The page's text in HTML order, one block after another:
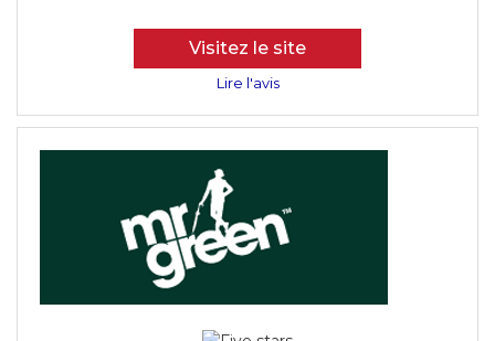
Visitez le site
Lire l'avis